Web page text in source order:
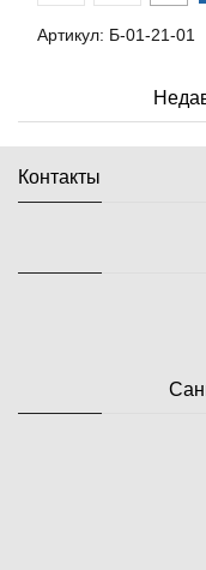
Артикул: Б-01-21-01
Контакты